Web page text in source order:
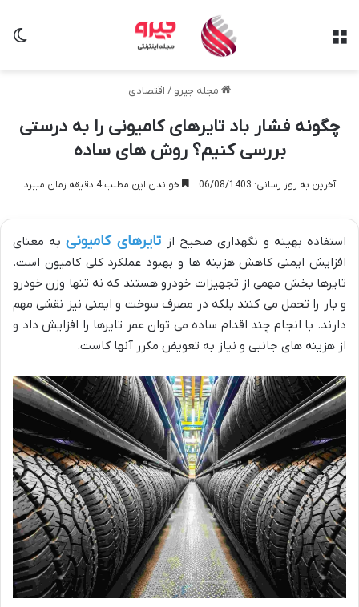
مجله جیرو / اقتصادی
چگونه فشار باد تایرهای کامیونی را به درستی
بررسی کنیم؟ روش های ساده
آخرین به روز رسانی: 06/08/1403 خواندن این مطلب 4 دقیقه زمان میبرد
استفاده بهینه و نگهداری صحیح از تایرهای کامیونیبه معنای
افزایش ایمنی کاهش هزینه ها و بهبود عملکرد کلی کامیون است.
تایرها بخش مهمی از تجهیزات خودرو هستند که نه تنها وزن خودرو
و بار را تحمل می کنند بلکه در مصرف سوخت و ایمنی نیز نقشی مهم
دارند. با انجام چند اقدام ساده می توان عمر تایرها را افزایش داد و
از هزینه های جانبی و نیاز به تعویض مکرر آنها کاست.